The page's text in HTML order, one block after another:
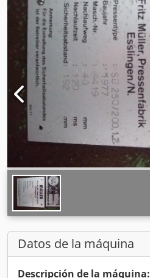
Datos de la máquina
Descripción de la máquina: